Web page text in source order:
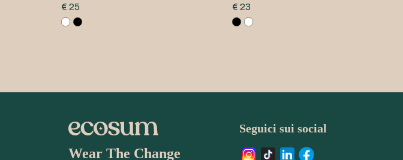
€ 25
€ 23
Wear The Change
Seguici sui social